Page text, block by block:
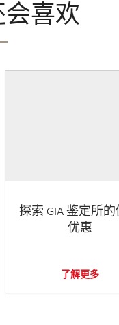
喜欢
探索 GIA 鉴定所
优惠
了解更多